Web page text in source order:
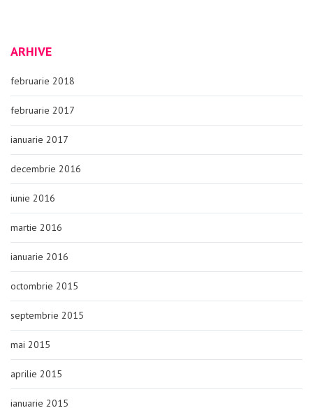
ARHIVE
februarie 2018
februarie 2017
ianuarie 2017
decembrie 2016
iunie 2016
martie 2016
ianuarie 2016
octombrie 2015
septembrie 2015
mai 2015
aprilie 2015
ianuarie 2015